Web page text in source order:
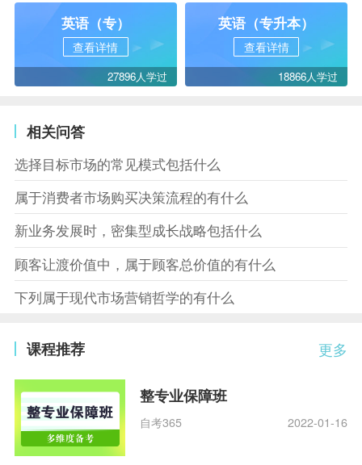
英语（专）
查看详情
27896人学过
英语（专升本）
查看详情
18866人学过
相关问答
选择目标市场的常见模式包括什么
属于消费者市场购买决策流程的有什么
新业务发展时，密集型成长战略包括什么
顾客让渡价值中，属于顾客总价值的有什么
下列属于现代市场营销哲学的有什么
更多
课程推荐
整专业保障班
自考365 2022-01-16